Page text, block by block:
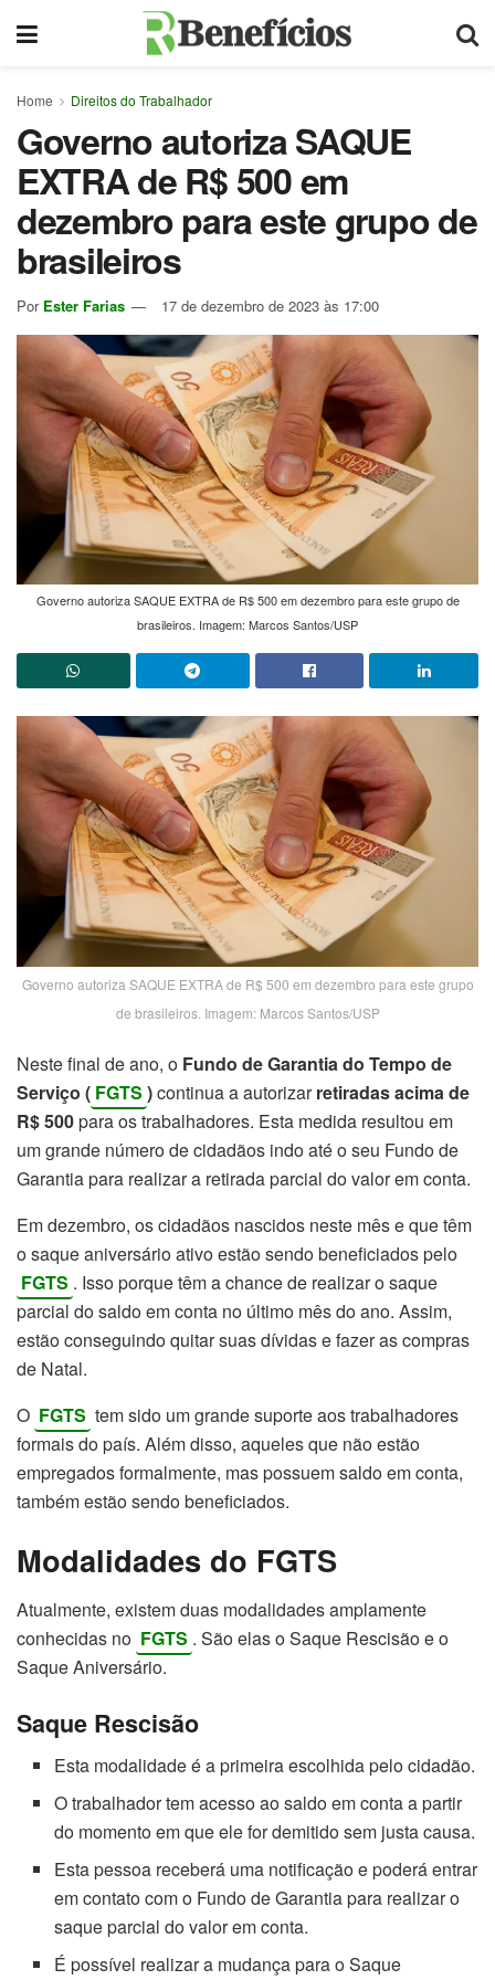
Home Direitos do Trabalhador
Governo autoriza SAQUE
EXTRA de R$ 500 em
dezembro para este grupo de
brasileiros
Por Ester Farias 17 de dezembro de 2023 às 17:00
Governo autoriza SAQUE EXTRA de R$ 500 em dezembro para este grupo de
brasileiros. Imagem: Marcos Santos/USP
Governo autoriza SAQUE EXTRA de R$ 500 em dezembro para este grupo
de brasileiros. Imagem: Marcos Santos/USP
Neste final de ano, o Fundo de Garantia do Tempo de
Serviço ( FGTS )continua a autorizarretiradas acima de
R$ 500para os trabalhadores. Esta medida resultou em
um grande número de cidadãos indo até o seu Fundo de
Garantia para realizar a retirada parcial do valor em conta.
Em dezembro, os cidadãos nascidos neste mês e que têm
o saque aniversário ativo estão sendo beneficiados pelo
FGTS . Isso porque têm a chance de realizar o saque
parcial do saldo em conta no último mês do ano. Assim,
estão conseguindo quitar suas dívidas e fazer as compras
de Natal.
O FGTS tem sido um grande suporte aos trabalhadores
formais do país. Além disso, aqueles que não estão
empregados formalmente, mas possuem saldo em conta,
também estão sendo beneficiados.
Modalidades do FGTS
Atualmente, existem duas modalidades amplamente
conhecidas no FGTS . São elas o Saque Rescisão e o
Saque Aniversário.
Saque Rescisão
Esta modalidade é a primeira escolhida pelo cidadão.
O trabalhador tem acesso ao saldo em conta a partir
do momento em que ele for demitido sem justa causa.
Esta pessoa receberá uma notificação e poderá entrar
em contato com o Fundo de Garantia para realizar o
saque parcial do valor em conta.
É possível realizar a mudança para o Saque